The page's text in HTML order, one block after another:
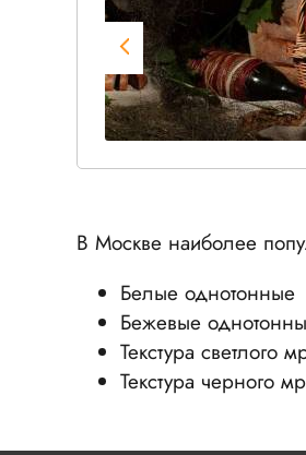
В Москве наиболее
Белые однотонные
Бежевые
Текстура светлого
Текстура черного